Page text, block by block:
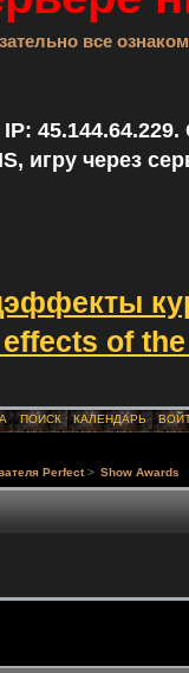
все
45.144.64.229.
игру через
of
ПОИСК КАЛЕНДАРЬ
Perfect> Show Awards